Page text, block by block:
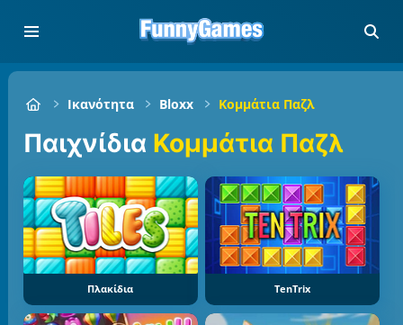
Ικανότητα Bloxx Κομμάτια Παζλ
Παιχνίδια Κομμάτια Παζλ
Πλακίδια TenTrix